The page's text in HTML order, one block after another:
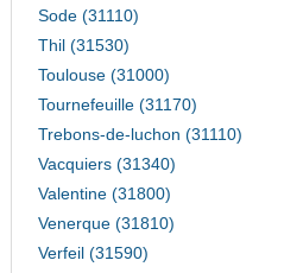
Sode (31110)
Thil (31530)
Toulouse (31000)
Tournefeuille (31170)
Trebons-de-luchon (31110)
Vacquiers (31340)
Valentine (31800)
Venerque (31810)
Verfeil (31590)